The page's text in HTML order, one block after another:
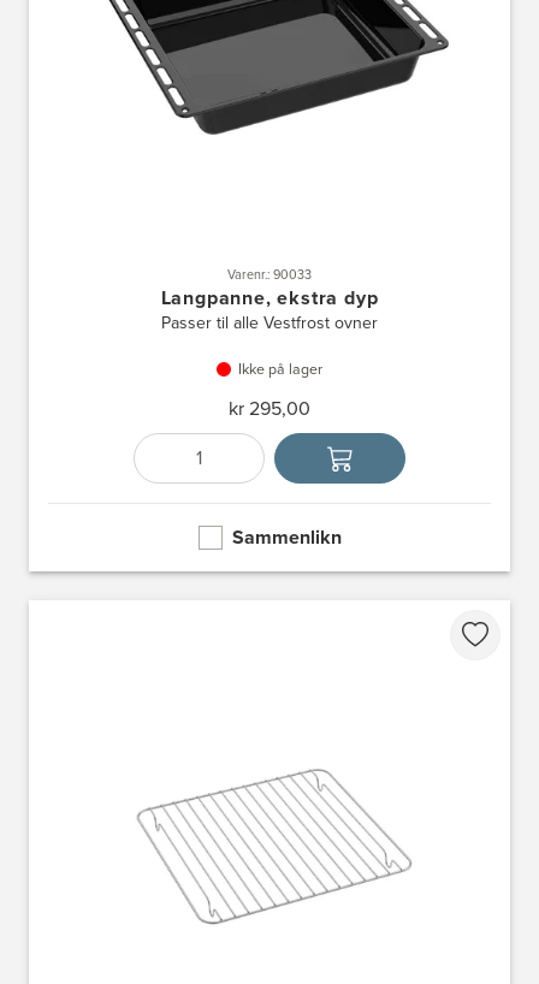
Varenr.: 90033
Langpanne, ekstra dyp
Passer til alle Vestfrost ovner
Ikke på lager
kr 295,00
Antall
Velg enhet
Sammenlikn